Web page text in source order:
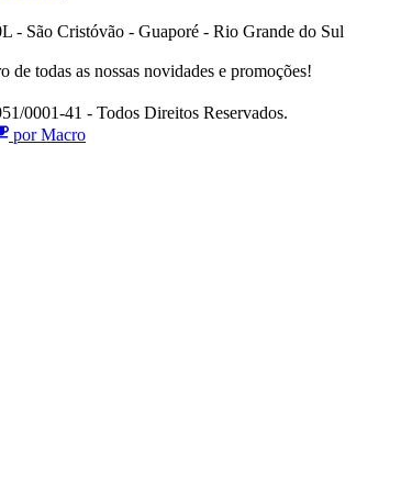
- São Cristóvão - Guaporé - Rio Grande do Sul
de todas as nossas novidades e promoções!
0001-41 - Todos Direitos Reservados.
por Macro